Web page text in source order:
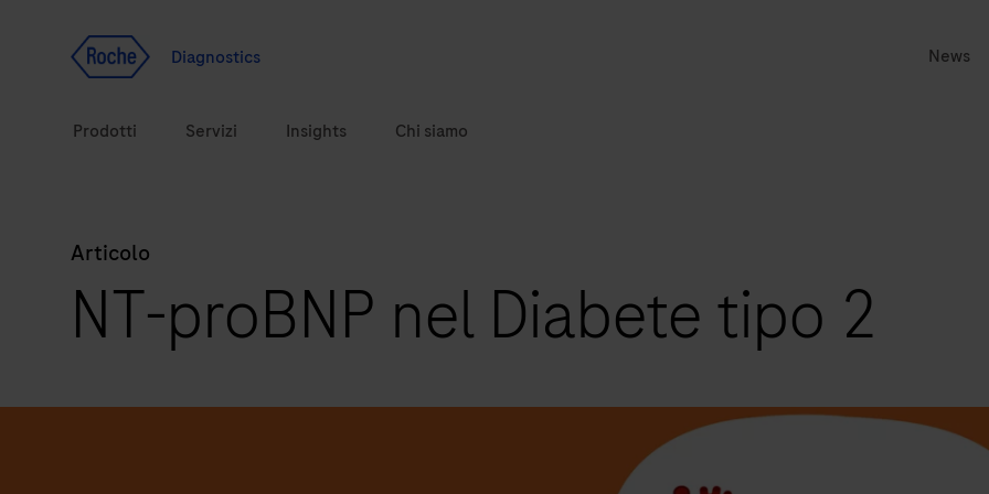
Diagnostics News
Prodotti
Soluzioni diagnostiche
Argomenti correlati alla salute
Servizi Insights Chi siamo
Articolo
NT-proBNP nel Diabete tipo 2